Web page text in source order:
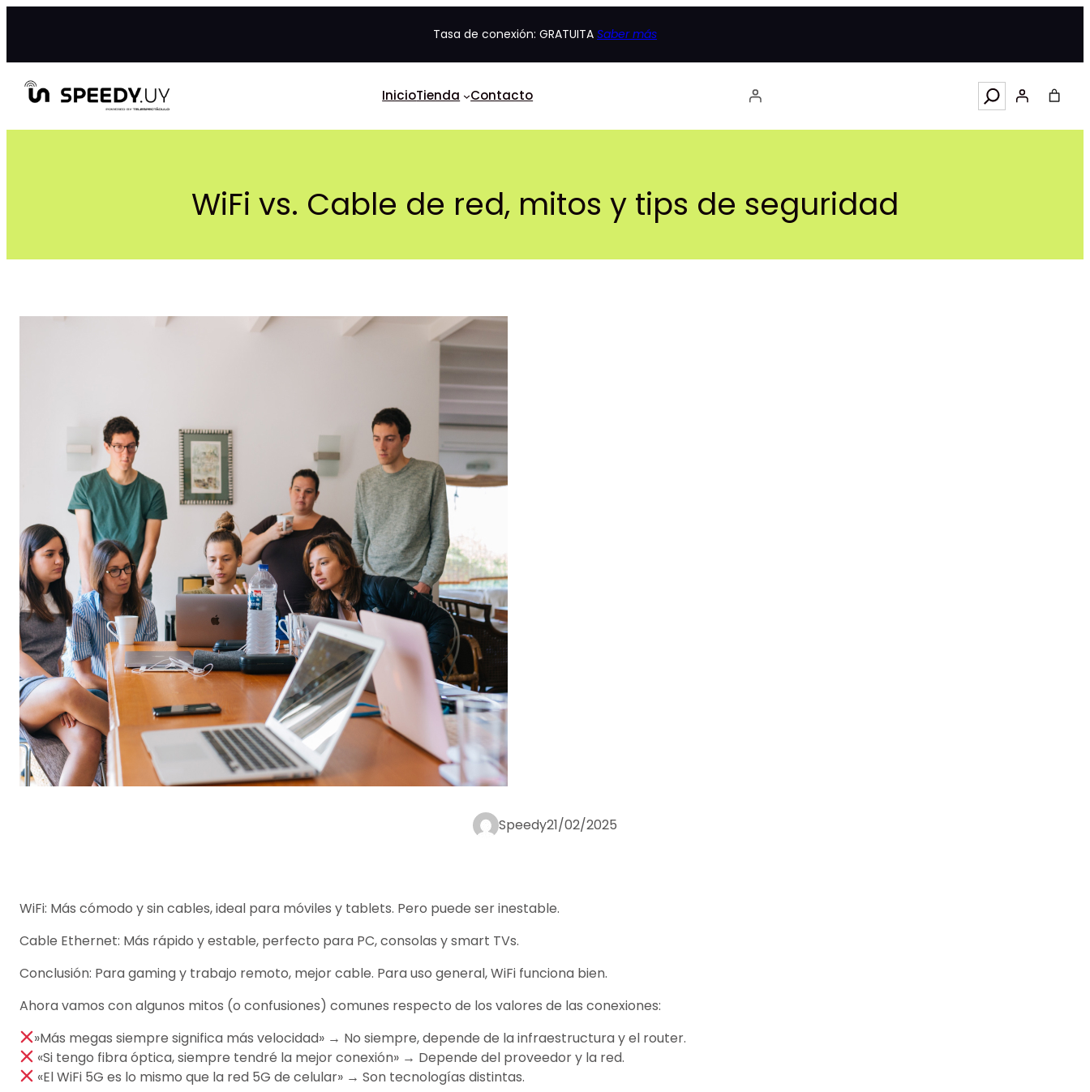
Tasa de conexión: GRATUITA Saber más
InicioTienda Contacto Search
WiFi vs. Cable de red, mitos y tips de seguridad
Speedy21/02/2025
WiFi: Más cómodo y sin cables, ideal para móviles y tablets. Pero puede ser inestable.
Cable Ethernet: Más rápido y estable, perfecto para PC, consolas y smart TVs.
Conclusión: Para gaming y trabajo remoto, mejor cable. Para uso general, WiFi funciona bien.
Ahora vamos con algunos mitos (o confusiones) comunes respecto de los valores de las conexiones:
»Más megas siempre significa más velocidad» → No siempre, depende de la infraestructura y el router.
«Si tengo fibra óptica, siempre tendré la mejor conexión» → Depende del proveedor y la red.
«El WiFi 5G es lo mismo que la red 5G de celular» → Son tecnologías distintas.